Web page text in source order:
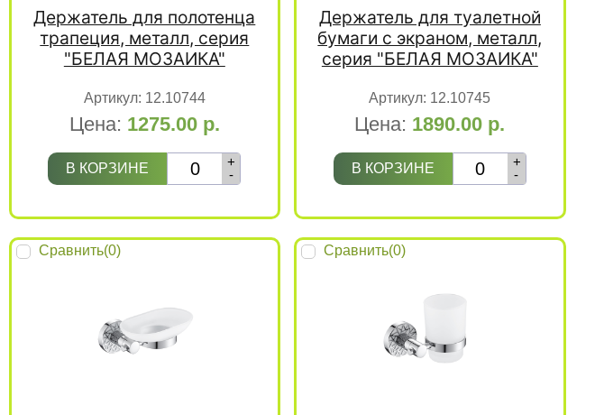
Держатель для полотенца
трапеция, металл, серия
"БЕЛАЯ МОЗАИКА"
Артикул: 12.10744
Цена: 1275.00 р.
В КОРЗИНЕ -
+
Держатель для туалетной
бумаги с экраном, металл,
серия "БЕЛАЯ МОЗАИКА"
Артикул: 12.10745
Цена: 1890.00 р.
В КОРЗИНЕ -
+
Сравнить(0) Сравнить(0)